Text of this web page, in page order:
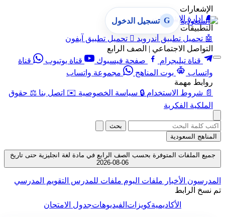
الإشعارات
🔔 إدارة الإشعارات
التطبيقات
🤖 تحميل تطبيق أندرويد  تحميل تطبيق آيفون
التواصل الاجتماعي | الصف الرابع
قناة تيليجرام
صفحة فيسبوك قناة يوتيوب
قناة
واتساب
بوت المناهج
مجموعة واتساب
روابط مهمة
📄 شروط الاستخدام 🔒 سياسة الخصوصية ✉️ اتصل بنا ⚖️ حقوق
الملكية الفكرية
G تسجيل الدخول
بحث
المناهج السعودية
جميع الملفات المتوفرة بحسب الصف الرابع في مادة لغة انجليزية حتى تاريخ
06-08-2026
المدرسون الأخبار ملفات اليوم ملفات للمدرس التقويم المدرسي
تم نسخ الرابط
الأكاديميةكويزاتالفيديوهاتجدول الامتحان